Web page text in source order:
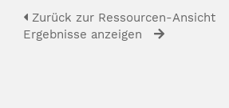
Zurück zur Ressourcen-Ansicht
Ergebnisse anzeigen